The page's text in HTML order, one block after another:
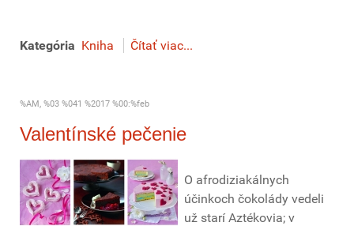
Kategória Kniha Čítať viac...
%AM, %03 %041 %2017 %00:%feb
Valentínské pečenie
O afrodiziakálnych
účinkoch čokolády vedeli
už starí Aztékovia; v